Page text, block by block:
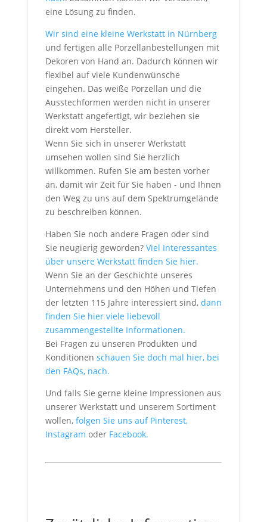
eine Lösung zu finden.
Wir sind eine kleine Werkstatt in Nürnberg
und fertigen alle Porzellanbestellungen mit
Dekoren von Hand an. Dadurch können wir
flexibel auf viele Kundenwünsche
eingehen. Das weiße Porzellan und die
Ausstechformen werden nicht in unserer
Werkstatt angefertigt, wir beziehen sie
direkt vom Hersteller.
Wenn Sie sich in unserer Werkstatt
umsehen wollen sind Sie herzlich
willkommen. Rufen Sie am besten vorher
an, damit wir Zeit für Sie haben - und Ihnen
den Weg zu uns auf dem Spektrumgelände
zu beschreiben können.
Haben Sie noch andere Fragen oder sind
Sie neugierig geworden?Viel Interessantes
über unsere Werkstatt finden Sie hier.
Wenn Sie an der Geschichte unseres
Unternehmens und den Höhen und Tiefen
der letzten 115 Jahre interessiert sind, dann
finden Sie hier viele liebevoll
zusammengestellte Informationen.
Bei Fragen zu unseren Produkten und
Konditionen schauen Sie doch mal hier, bei
den FAQs, nach.
Und falls Sie gerne kleine Impressionen aus
unserer Werkstatt und unserem Sortiment
wollen,folgen Sie uns auf Pinterest,
Instagram oder Facebook.